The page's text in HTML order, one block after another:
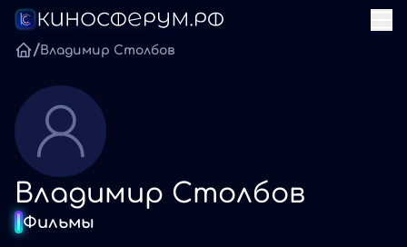
/Владимир Столбов
Владимир Столбов
Фильмы